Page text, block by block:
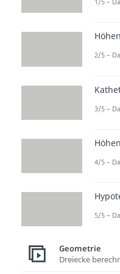
2/5 –
3/5 –
4/5 –
5/5 –
Geometrie
Dreiecke